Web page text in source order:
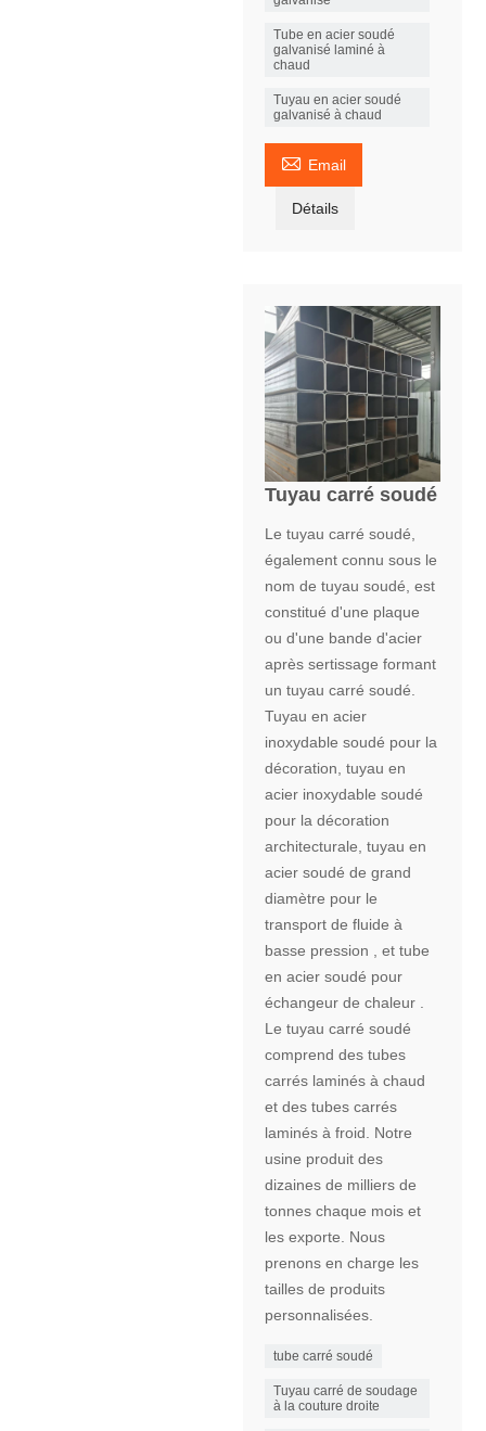
Tube en acier soudé
galvanisé laminé à
chaud
Tuyau en acier soudé
galvanisé à chaud
 Email
Détails
Tuyau carré soudé
Le tuyau carré soudé,
également connu sous le
nom de tuyau soudé, est
constitué d'une plaque
ou d'une bande d'acier
après sertissage formant
un tuyau carré soudé.
Tuyau en acier
inoxydable soudé pour la
décoration, tuyau en
acier inoxydable soudé
pour la décoration
architecturale, tuyau en
acier soudé de grand
diamètre pour le
transport de fluide à
basse pression , et tube
en acier soudé pour
échangeur de chaleur .
Le tuyau carré soudé
comprend des tubes
carrés laminés à chaud
et des tubes carrés
laminés à froid. Notre
usine produit des
dizaines de milliers de
tonnes chaque mois et
les exporte. Nous
prenons en charge les
tailles de produits
personnalisées.
tube carré soudé
Tuyau carré de soudage
à la couture droite